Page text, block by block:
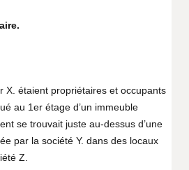
X. étaient propriétaires et occupants
au 1er étage d’un immeuble
se trouvait juste au-dessus d’une
par la société Y. dans des locaux
Z.